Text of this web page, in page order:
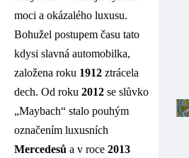
moci a okázalého luxusu.
Bohužel postupem času tato
kdysi slavná automobilka,
založena roku 1912 ztrácela
dech. Od roku 2012 se slůvko
„Maybach“ stalo pouhým
označením luxusních
Mercedesů a v roce 2013